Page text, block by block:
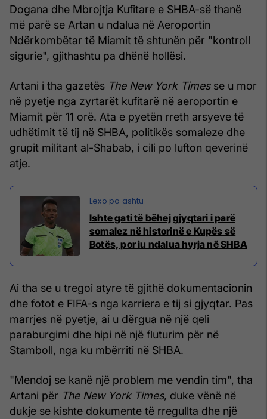
Dogana dhe Mbrojtja Kufitare e SHBA-së thanë
më parë se Artan u ndalua në Aeroportin
Ndërkombëtar të Miamit të shtunën për "kontroll
sigurie", gjithashtu pa dhënë hollësi.
Artani i tha gazetës The New York Timesse u mor
në pyetje nga zyrtarët kufitarë në aeroportin e
Miamit për 11 orë. Ata e pyetën rreth arsyeve të
udhëtimit të tij në SHBA, politikës somaleze dhe
grupit militant al-Shabab, i cili po lufton qeverinë
atje.
Ishte gati të bëhej gjyqtari i parë
somalez në historinë e Kupës së
Botës, por iu ndalua hyrja në SHBA
Ai tha se u tregoi atyre të gjithë dokumentacionin
dhe fotot e FIFA-s nga karriera e tij si gjyqtar. Pas
marrjes në pyetje, ai u dërgua në një qeli
paraburgimi dhe hipi në një fluturim për në
Stamboll, nga ku mbërriti në SHBA.
"Mendoj se kanë një problem me vendin tim", tha
Artani për The New York Times, duke vënë në
dukje se kishte dokumente të rregullta dhe një